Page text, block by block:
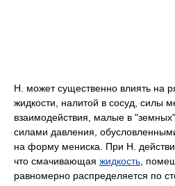
H. может существенно влиять на
жидкости, налитой в сосуд, силы
взаимодействия, малые в
силами давления,
на форму мениска. При H.
что смачивающая жидкость ,
равномерно распределяется по